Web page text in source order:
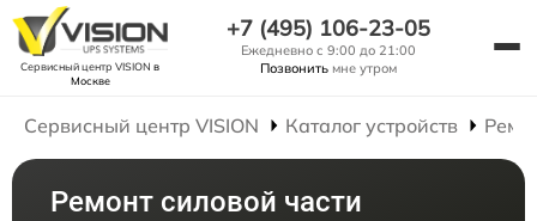
Сервисный центр VISION в
Москве
+7 (495) 106-23-05
Ежедневно с 9:00 до 21:00
Позвонить мне утром
Сервисный центр VISION Каталог устройств
Ремонт силовой части